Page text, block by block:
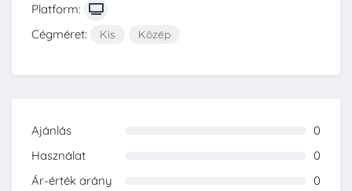
Platform:
Cégméret:
Kis Közép
Ajánlás
0
Használat
0
Ár-érték arány
0